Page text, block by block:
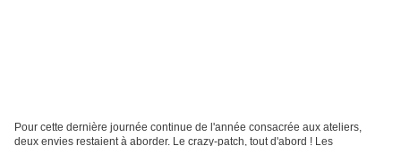
Pour cette dernière journée continue de l'année consacrée aux ateliers,
deux envies restaient à aborder. Le crazy-patch, tout d'abord ! Les